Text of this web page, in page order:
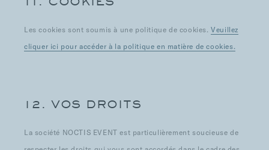
Les cookies sont soumis à une politique de cookies.Veuillez
cliquer ici pour accéder à la politique en matière de cookies.
12. VOS DROITS
La société NOCTIS EVENT est particulièrement soucieuse de